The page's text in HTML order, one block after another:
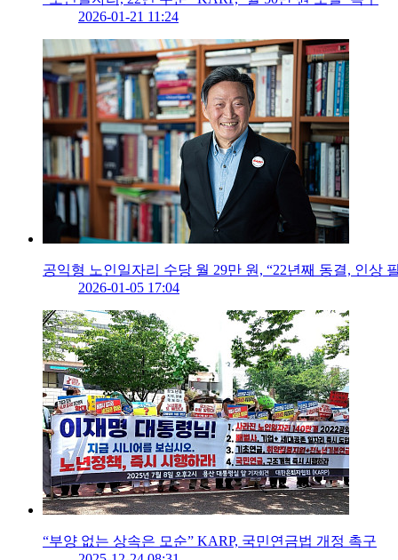
2026-01-21 11:24
공익형 노인일자리 수당 월 29만 원, “22년째 동결, 인상
2026-01-05 17:04
“부양 없는 상속은 모순” KARP, 국민연금법 개정 촉구